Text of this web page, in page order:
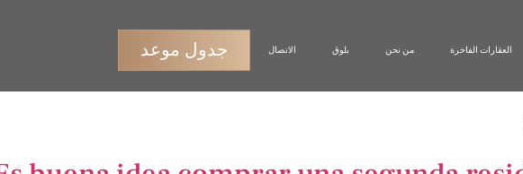
العقارات الفاخرة من نحن بلوق الاتصال جدول موعد